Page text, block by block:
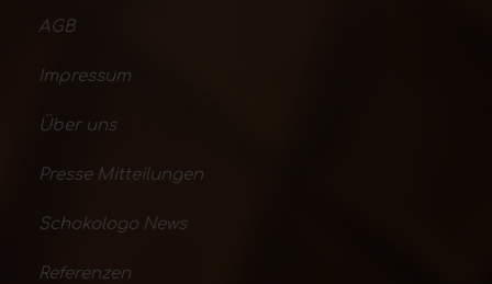
AGB
Impressum
Über uns
Presse Mitteilungen
Schokologo News
Referenzen